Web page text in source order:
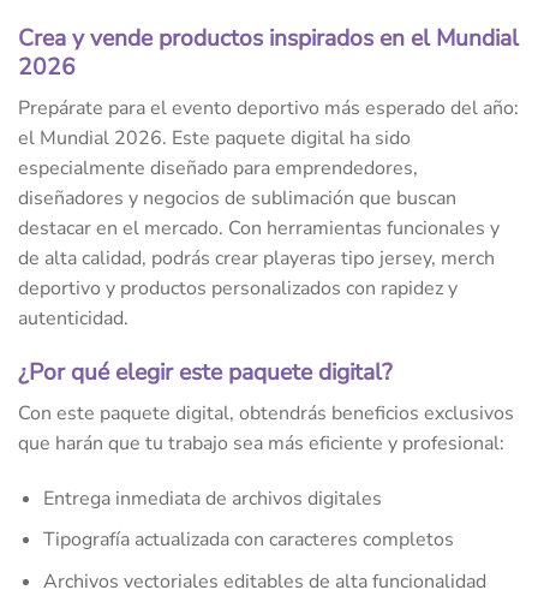
Crea y vende productos inspirados en el Mundial
2026
Prepárate para el evento deportivo más esperado del año:
el Mundial 2026. Este paquete digital ha sido
especialmente diseñado para emprendedores,
diseñadores y negocios de sublimación que buscan
destacar en el mercado. Con herramientas funcionales y
de alta calidad, podrás crear playeras tipo jersey, merch
deportivo y productos personalizados con rapidez y
autenticidad.
¿Por qué elegir este paquete digital?
Con este paquete digital, obtendrás beneficios exclusivos
que harán que tu trabajo sea más eficiente y profesional:
Entrega inmediata de archivos digitales
Tipografía actualizada con caracteres completos
Archivos vectoriales editables de alta funcionalidad